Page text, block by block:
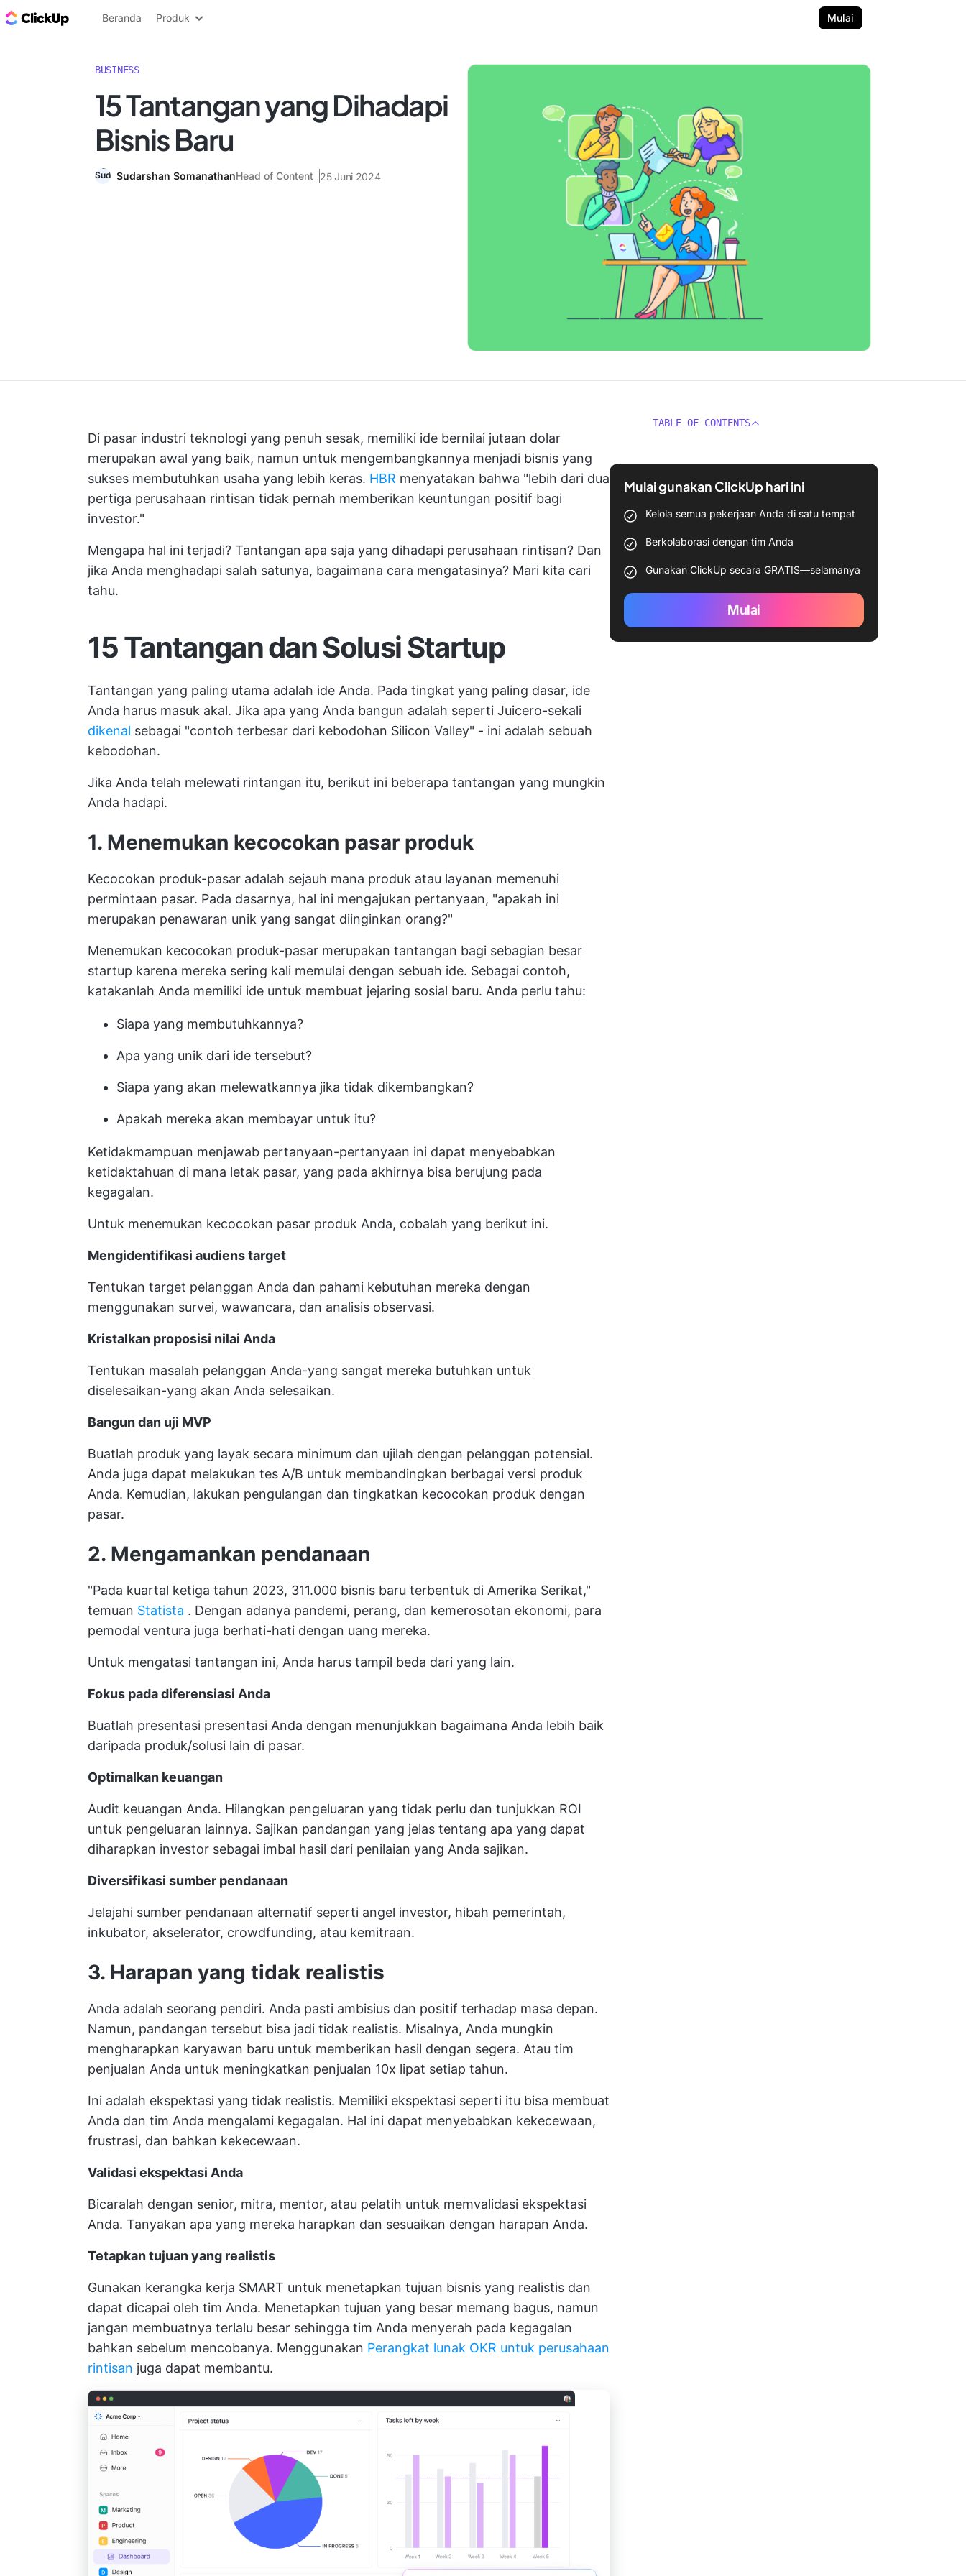
Blog ClickUp
Beranda Produk Mulai
BUSINESS
15 Tantangan yang Dihadapi
Bisnis Baru
Sudarshan SomanathanHead of Content 25 Juni 2024
Di pasar industri teknologi yang penuh sesak, memiliki ide bernilai jutaan dolar
merupakan awal yang baik, namun untuk mengembangkannya menjadi bisnis yang
sukses membutuhkan usaha yang lebih keras. HBR menyatakan bahwa "lebih dari dua
pertiga perusahaan rintisan tidak pernah memberikan keuntungan positif bagi
investor."
Mengapa hal ini terjadi? Tantangan apa saja yang dihadapi perusahaan rintisan? Dan
jika Anda menghadapi salah satunya, bagaimana cara mengatasinya? Mari kita cari
tahu.
15 Tantangan dan Solusi Startup
Tantangan yang paling utama adalah ide Anda. Pada tingkat yang paling dasar, ide
Anda harus masuk akal. Jika apa yang Anda bangun adalah seperti Juicero-sekali
dikenal sebagai "contoh terbesar dari kebodohan Silicon Valley" - ini adalah sebuah
kebodohan.
Jika Anda telah melewati rintangan itu, berikut ini beberapa tantangan yang mungkin
Anda hadapi.
1. Menemukan kecocokan pasar produk
Kecocokan produk-pasar adalah sejauh mana produk atau layanan memenuhi
permintaan pasar. Pada dasarnya, hal ini mengajukan pertanyaan, "apakah ini
merupakan penawaran unik yang sangat diinginkan orang?"
Menemukan kecocokan produk-pasar merupakan tantangan bagi sebagian besar
startup karena mereka sering kali memulai dengan sebuah ide. Sebagai contoh,
katakanlah Anda memiliki ide untuk membuat jejaring sosial baru. Anda perlu tahu:
Siapa yang membutuhkannya?
Apa yang unik dari ide tersebut?
Siapa yang akan melewatkannya jika tidak dikembangkan?
Apakah mereka akan membayar untuk itu?
Ketidakmampuan menjawab pertanyaan-pertanyaan ini dapat menyebabkan
ketidaktahuan di mana letak pasar, yang pada akhirnya bisa berujung pada
kegagalan.
Untuk menemukan kecocokan pasar produk Anda, cobalah yang berikut ini.
Mengidentifikasi audiens target
Tentukan target pelanggan Anda dan pahami kebutuhan mereka dengan
menggunakan survei, wawancara, dan analisis observasi.
Kristalkan proposisi nilai Anda
Tentukan masalah pelanggan Anda-yang sangat mereka butuhkan untuk
diselesaikan-yang akan Anda selesaikan.
Bangun dan uji MVP
Buatlah produk yang layak secara minimum dan ujilah dengan pelanggan potensial.
Anda juga dapat melakukan tes A/B untuk membandingkan berbagai versi produk
Anda. Kemudian, lakukan pengulangan dan tingkatkan kecocokan produk dengan
pasar.
2. Mengamankan pendanaan
"Pada kuartal ketiga tahun 2023, 311.000 bisnis baru terbentuk di Amerika Serikat,"
temuan Statista . Dengan adanya pandemi, perang, dan kemerosotan ekonomi, para
pemodal ventura juga berhati-hati dengan uang mereka.
Untuk mengatasi tantangan ini, Anda harus tampil beda dari yang lain.
Fokus pada diferensiasi Anda
Buatlah presentasi presentasi Anda dengan menunjukkan bagaimana Anda lebih baik
daripada produk/solusi lain di pasar.
Optimalkan keuangan
Audit keuangan Anda. Hilangkan pengeluaran yang tidak perlu dan tunjukkan ROI
untuk pengeluaran lainnya. Sajikan pandangan yang jelas tentang apa yang dapat
diharapkan investor sebagai imbal hasil dari penilaian yang Anda sajikan.
Diversifikasi sumber pendanaan
Jelajahi sumber pendanaan alternatif seperti angel investor, hibah pemerintah,
inkubator, akselerator, crowdfunding, atau kemitraan.
3. Harapan yang tidak realistis
Anda adalah seorang pendiri. Anda pasti ambisius dan positif terhadap masa depan.
Namun, pandangan tersebut bisa jadi tidak realistis. Misalnya, Anda mungkin
mengharapkan karyawan baru untuk memberikan hasil dengan segera. Atau tim
penjualan Anda untuk meningkatkan penjualan 10x lipat setiap tahun.
Ini adalah ekspektasi yang tidak realistis. Memiliki ekspektasi seperti itu bisa membuat
Anda dan tim Anda mengalami kegagalan. Hal ini dapat menyebabkan kekecewaan,
frustrasi, dan bahkan kekecewaan.
Validasi ekspektasi Anda
Bicaralah dengan senior, mitra, mentor, atau pelatih untuk memvalidasi ekspektasi
Anda. Tanyakan apa yang mereka harapkan dan sesuaikan dengan harapan Anda.
Tetapkan tujuan yang realistis
Gunakan kerangka kerja SMART untuk menetapkan tujuan bisnis yang realistis dan
dapat dicapai oleh tim Anda. Menetapkan tujuan yang besar memang bagus, namun
jangan membuatnya terlalu besar sehingga tim Anda menyerah pada kegagalan
bahkan sebelum mencobanya. Menggunakan Perangkat lunak OKR untuk perusahaan
rintisan juga dapat membantu.
TABLE OF CONTENTS
Mulai gunakan ClickUp hari ini
Kelola semua pekerjaan Anda di satu tempat
Berkolaborasi dengan tim Anda
Gunakan ClickUp secara GRATIS—selamanya
Mulai